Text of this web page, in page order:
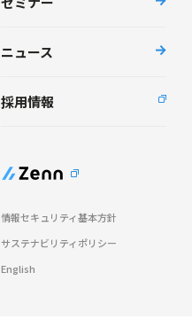
ニュース
採用情報
情報セキュリティ基本方針
サステナビリティポリシー
English